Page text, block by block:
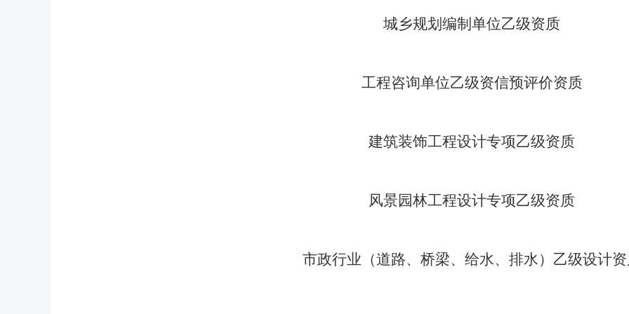
城乡规划编制单位乙级资质
工程咨询单位乙级资信预评价资质
建筑装饰工程设计专项乙级资质
风景园林工程设计专项乙级资质
市政行业（道路、桥梁、给水、排水）乙级设计